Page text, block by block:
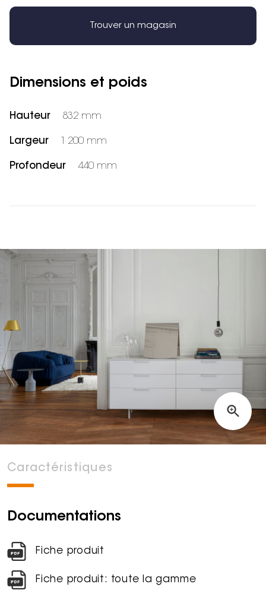
Trouver un magasin
Dimensions et poids
Hauteur 832 mm
Largeur 1 200 mm
Profondeur 440 mm
Caractéristiques
Documentations
Fiche produit
Fiche produit: toute la gamme